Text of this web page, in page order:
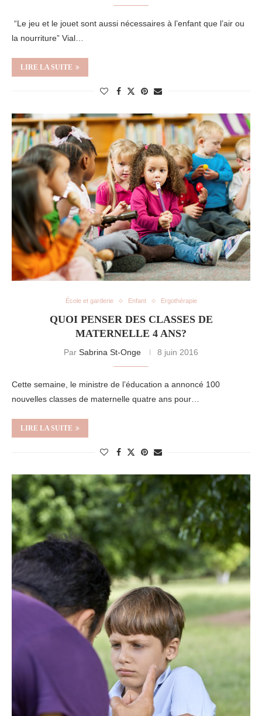
“Le jeu et le jouet sont aussi nécessaires à l’enfant que l’air ou
la nourriture” Vial…
LIRE LA SUITE
École et garderie Enfant Ergothérapie
QUOI PENSER DES CLASSES DE
MATERNELLE 4 ANS?
Par Sabrina St-Onge 8 juin 2016
Cette semaine, le ministre de l’éducation a annoncé 100
nouvelles classes de maternelle quatre ans pour…
LIRE LA SUITE